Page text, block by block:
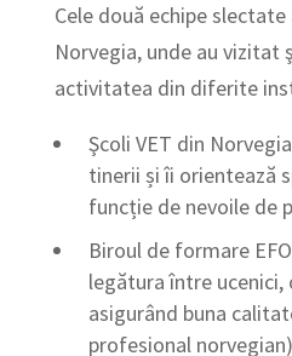
Cele două echipe
Norvegia, unde au vizitat
activitatea din diferite
Şcoli VET din
tinerii și îi orientează
funcție de nevoile de
Biroul de formare
legătura între ucenici,
asigurând buna
profesional